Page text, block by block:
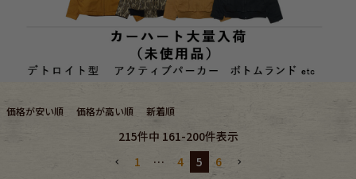
ブランドから探す スタッフコーディネート
古着卸DOCK
Outer
Carhartt
1889年にアメリカ・デトロイトで創業された老舗ワークウェアブランド
人気のアクティブパーカー型やでデトロイト型など
一部未使用品のCarharttアイテムが複数入荷。
価格が安い順 価格が高い順 新着順
215件中 161-200件表示
1
… 4 5 6